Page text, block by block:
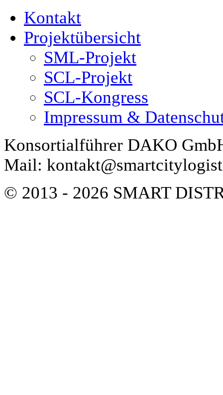
Kontakt
Projektübersicht
SML-Projekt
SCL-Projekt
SCL-Kongress
Impressum &
Konsortialführer DAKO
Mail:
© 2013 - 2026 SMART